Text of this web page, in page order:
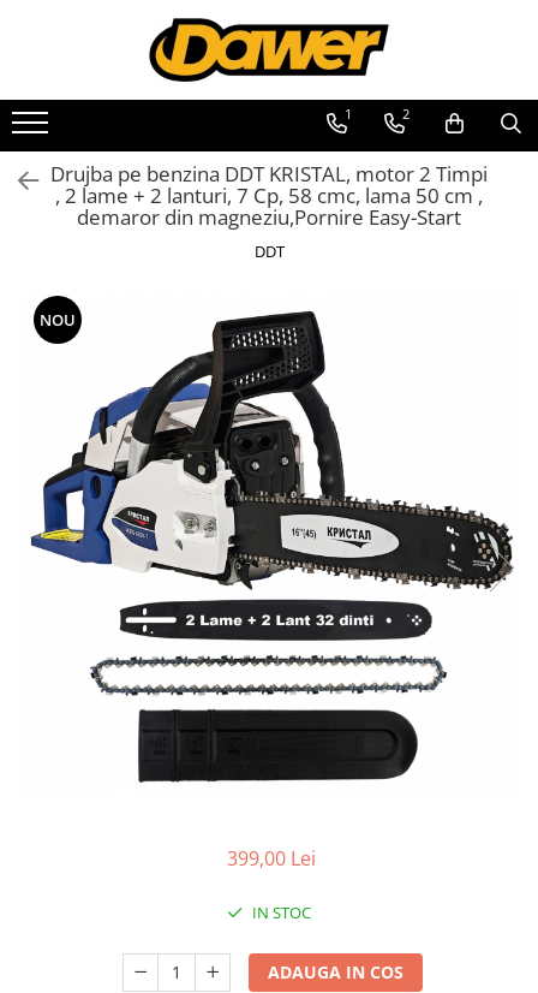
Toate Produsele
Pompe apă și Hidrofoare
Pompe submersibile
Hidrofoare
Pompe apa murdara
Pompe recirculare
Accesorii pompe
Scule și Unelte electrice
Masini de gaurit
Accesorii masini de gaurit
Masini de gaurit si insurubat
Circulare si fierastraie electrice
Masini de slefuit si polisat
Polizoare electrice
Accesorii polizare si slefuire
Polizoare electrice
Rindele electrice
Acumulatori si incarcatoare
1 2
Drujba pe benzina DDT KRISTAL, motor 2 Timpi
, 2 lame + 2 lanturi, 7 Cp, 58 cmc, lama 50 cm ,
demaror din magneziu,Pornire Easy-Start
DDT
NOU
399,00 Lei
IN STOC
ADAUGA IN COS